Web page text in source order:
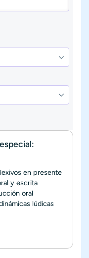
en presente
y escrita
oral
lúdicas